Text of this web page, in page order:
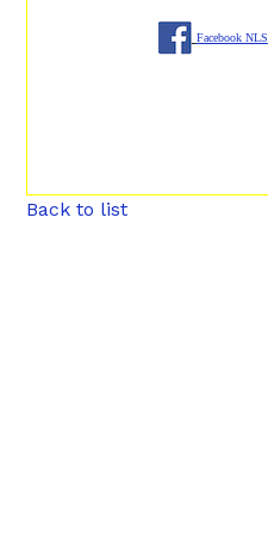
Facebook NLS
Back to list